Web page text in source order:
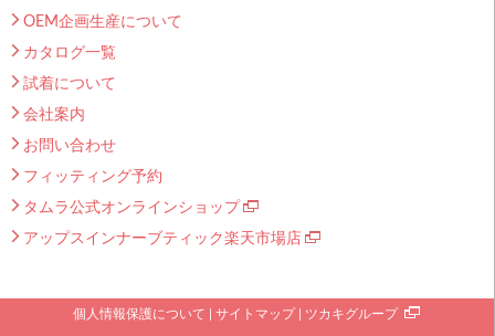
OEM企画生産について
カタログ一覧
試着について
会社案内
お問い合わせ
フィッティング予約
タムラ公式オンラインショップ
アップスインナーブティック楽天市場店
個人情報保護について サイトマップ ツカキグループ